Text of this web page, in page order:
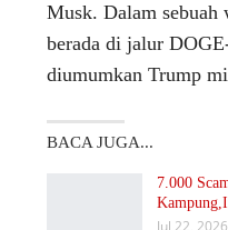
Musk. Dalam sebuah
berada di jalur
diumumkan Trump
BACA JUGA...
7.000